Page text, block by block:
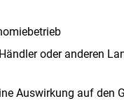
oder anderen
Auswirkung auf den